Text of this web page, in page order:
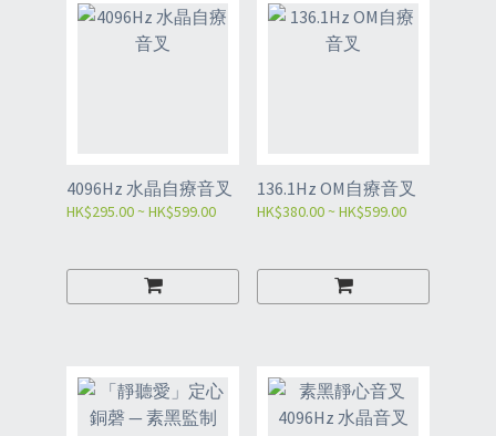
4096Hz 水晶自療音叉
HK$295.00 ~ HK$599.00
136.1Hz OM自療音叉
HK$380.00 ~ HK$599.00